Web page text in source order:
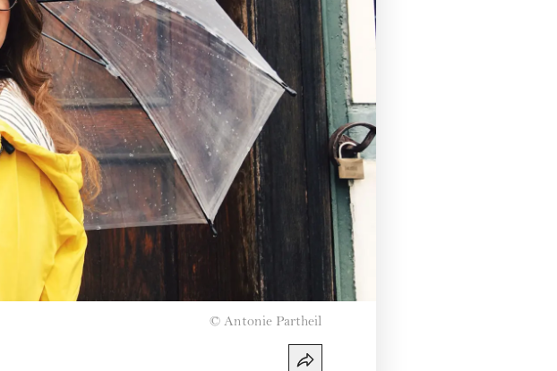
© Antonie Partheil